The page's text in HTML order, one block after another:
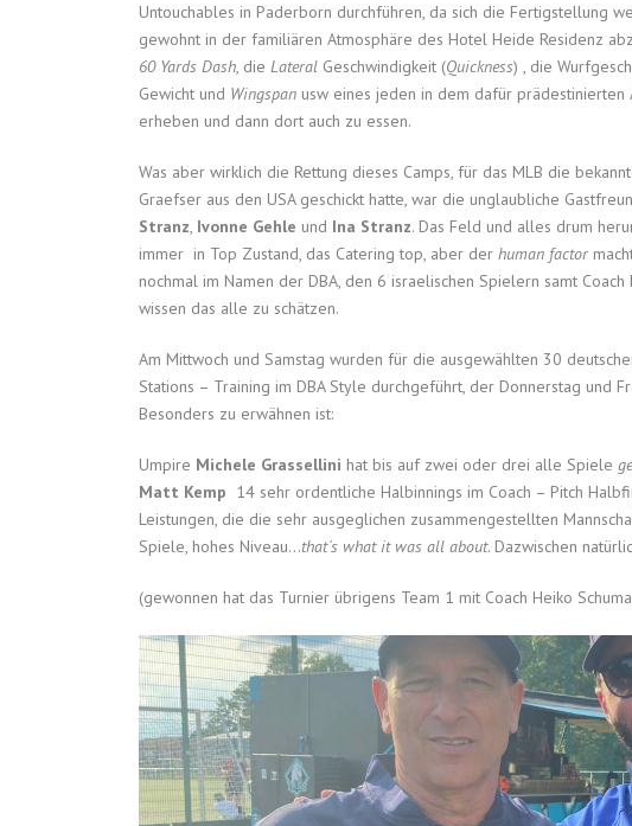
Untouchables in Paderborn durchführen, da sich die Fertigstellung
gewohnt in der familiären Atmosphäre des Hotel Heide Residenz
60 Yards Dash, die Lateral Geschwindigkeit (Quickness) , die
Gewicht und Wingspan usw eines jeden in dem dafür prädestinierten
erheben und dann dort auch zu essen.
Was aber wirklich die Rettung dieses Camps, für das MLB die
Graefser aus den USA geschickt hatte, war die unglaubliche
Stranz, Ivonne Gehle und Ina Stranz. Das Feld und alles drum
immer in Top Zustand, das Catering top, aber der human factor
nochmal im Namen der DBA, den 6 israelischen Spielern samt
wissen das alle zu schätzen.
Am Mittwoch und Samstag wurden für die ausgewählten 30
Stations – Training im DBA Style durchgeführt, der Donnerstag und
Besonders zu erwähnen ist:
Umpire Michele Grassellini hat bis auf zwei oder drei alle Spiele
Matt Kemp 14 sehr ordentliche Halbinnings im Coach – Pitch
Leistungen, die die sehr ausgeglichen zusammengestellten
Spiele, hohes Niveau…that´s what it was all about. Dazwischen
(gewonnen hat das Turnier übrigens Team 1 mit Coach Heiko